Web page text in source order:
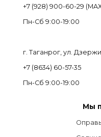
+7 (928) 900-60-29
Пн-Cб 9:00-19:00
г. Таганрог, ул.
+7 (8634) 60-57-35
Пн-Сб 9:00-19:00
Мы